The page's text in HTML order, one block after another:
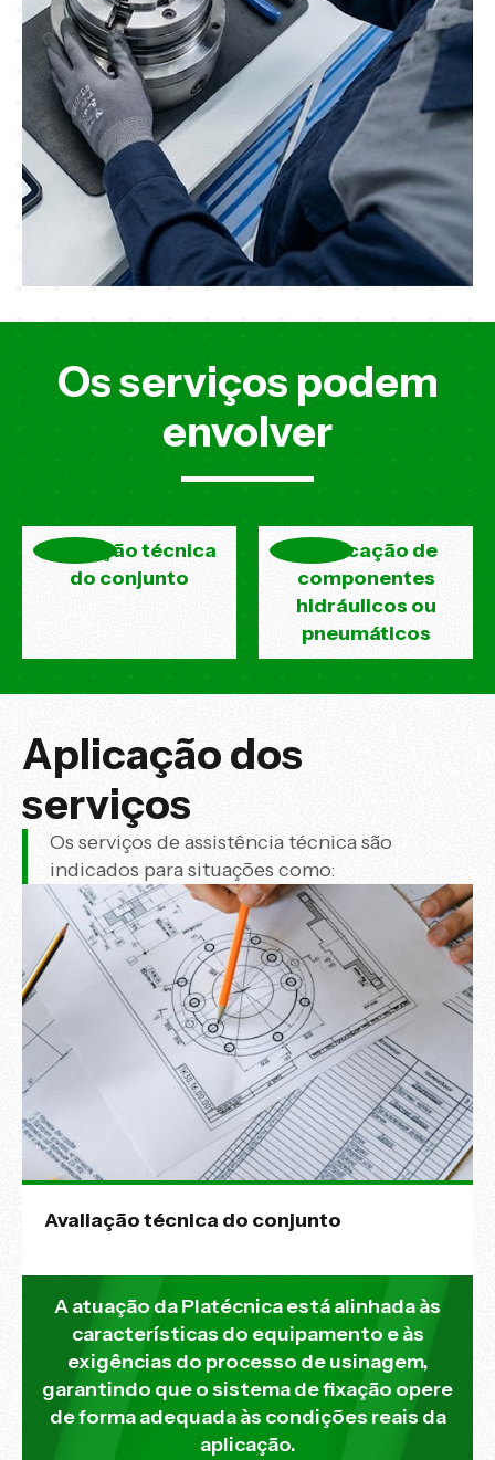
Os serviços podem
envolver
Avaliação técnica
do conjunto
Verificação de
componentes
hidráulicos ou
pneumáticos
Aplicação dos
serviços
Os serviços de assistência técnica são
indicados para situações como:
Avaliação técnica do conjunto
A atuação da Platécnica está alinhada às
características do equipamento e às
exigências do processo de usinagem,
garantindo que o sistema de fixação opere
de forma adequada às condições reais da
aplicação.